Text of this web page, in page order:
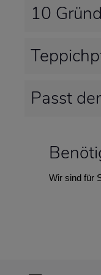
10
Passt
Wir sind für